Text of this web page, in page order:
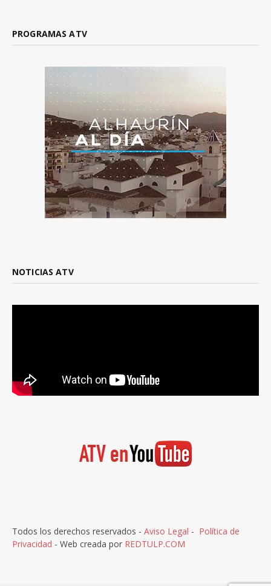
PROGRAMAS ATV
NOTICIAS ATV
Todos los derechos reservados - Aviso Legal - Política de
Privacidad - Web creada por REDTULP.COM